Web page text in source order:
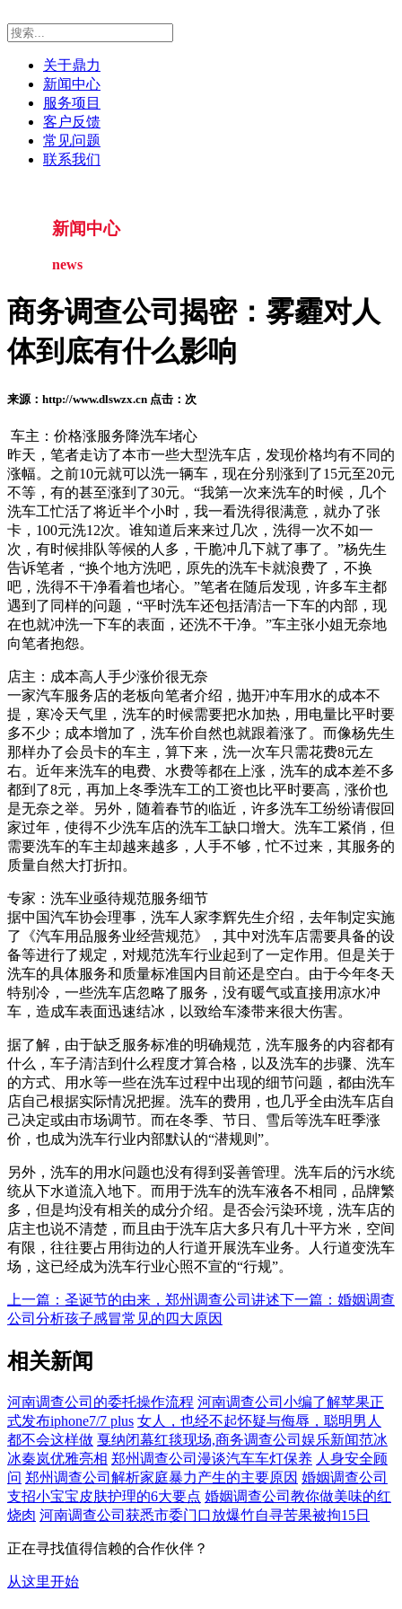
关于鼎力
新闻中心
服务项目
客户反馈
常见问题
联系我们
新闻中心
news
商务调查公司揭密：雾霾对人
体到底有什么影响
来源：http://www.dlswzx.cn 点击： 次
车主：价格涨服务降洗车堵心
昨天，笔者走访了本市一些大型洗车店，发现价格均有不同的
涨幅。之前10元就可以洗一辆车，现在分别涨到了15元至20元
不等，有的甚至涨到了30元。“我第一次来洗车的时候，几个
洗车工忙活了将近半个小时，我一看洗得很满意，就办了张
卡，100元洗12次。谁知道后来来过几次，洗得一次不如一
次，有时候排队等候的人多，干脆冲几下就了事了。”杨先生
告诉笔者，“换个地方洗吧，原先的洗车卡就浪费了，不换
吧，洗得不干净看着也堵心。”笔者在随后发现，许多车主都
遇到了同样的问题，“平时洗车还包括清洁一下车的内部，现
在也就冲洗一下车的表面，还洗不干净。”车主张小姐无奈地
向笔者抱怨。
店主：成本高人手少涨价很无奈
一家汽车服务店的老板向笔者介绍，抛开冲车用水的成本不
提，寒冷天气里，洗车的时候需要把水加热，用电量比平时要
多不少；成本增加了，洗车价自然也就跟着涨了。而像杨先生
那样办了会员卡的车主，算下来，洗一次车只需花费8元左
右。近年来洗车的电费、水费等都在上涨，洗车的成本差不多
都到了8元，再加上冬季洗车工的工资也比平时要高，涨价也
是无奈之举。另外，随着春节的临近，许多洗车工纷纷请假回
家过年，使得不少洗车店的洗车工缺口增大。洗车工紧俏，但
需要洗车的车主却越来越多，人手不够，忙不过来，其服务的
质量自然大打折扣。
专家：洗车业亟待规范服务细节
据中国汽车协会理事，洗车人家李辉先生介绍，去年制定实施
了《汽车用品服务业经营规范》，其中对洗车店需要具备的设
备等进行了规定，对规范洗车行业起到了一定作用。但是关于
洗车的具体服务和质量标准国内目前还是空白。由于今年冬天
特别冷，一些洗车店忽略了服务，没有暖气或直接用凉水冲
车，造成车表面迅速结冰，以致给车漆带来很大伤害。
据了解，由于缺乏服务标准的明确规范，洗车服务的内容都有
什么，车子清洁到什么程度才算合格，以及洗车的步骤、洗车
的方式、用水等一些在洗车过程中出现的细节问题，都由洗车
店自己根据实际情况把握。洗车的费用，也几乎全由洗车店自
己决定或由市场调节。而在冬季、节日、雪后等洗车旺季涨
价，也成为洗车行业内部默认的“潜规则”。
另外，洗车的用水问题也没有得到妥善管理。洗车后的污水统
统从下水道流入地下。而用于洗车的洗车液各不相同，品牌繁
多，但是均没有相关的成分介绍。是否会污染环境，洗车店的
店主也说不清楚，而且由于洗车店大多只有几十平方米，空间
有限，往往要占用街边的人行道开展洗车业务。人行道变洗车
场，这已经成为洗车行业心照不宣的“行规”。
上一篇：圣诞节的由来，郑州调查公司讲述下一篇：婚姻调查
公司分析孩子感冒常见的四大原因
相关新闻
河南调查公司的委托操作流程 河南调查公司小编了解苹果正
式发布iphone7/7 plus 女人，也经不起怀疑与侮辱，聪明男人
都不会这样做 戛纳闭幕红毯现场,商务调查公司娱乐新闻范冰
冰秦岚优雅亮相 郑州调查公司漫谈汽车车灯保养 人身安全顾
问 郑州调查公司解析家庭暴力产生的主要原因 婚姻调查公司
支招小宝宝皮肤护理的6大要点 婚姻调查公司教你做美味的红
烧肉 河南调查公司获悉市委门口放爆竹自寻苦果被拘15日
正在寻找值得信赖的合作伙伴？
从这里开始